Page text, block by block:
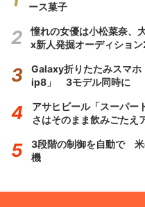
ース菓子
憧れの女優は小松菜奈
x新人発掘オーディショ
Galaxy折りたたみスマ
ip8」 3モデル同時に
アサヒビール「スーパ
さはそのまま飲みごたえ
3段階の制御を自動で 米
機